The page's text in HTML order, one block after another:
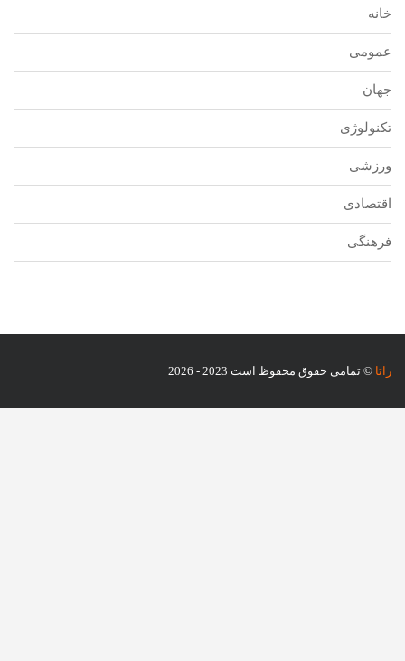
خانه
عمومی
جهان
تکنولوژی
ورزشی
اقتصادی
فرهنگی
راتا © تمامی حقوق محفوظ است 2023 - 2026